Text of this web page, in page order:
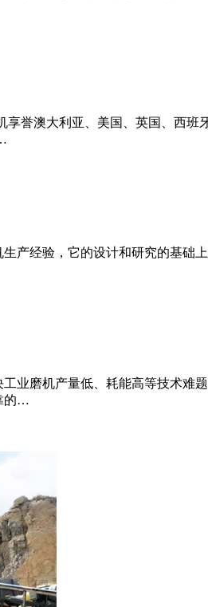
享誉澳大利亚、美国、英国、西
产经验，它的设计和研究的基
业磨机产量低、耗能高等技术
的…